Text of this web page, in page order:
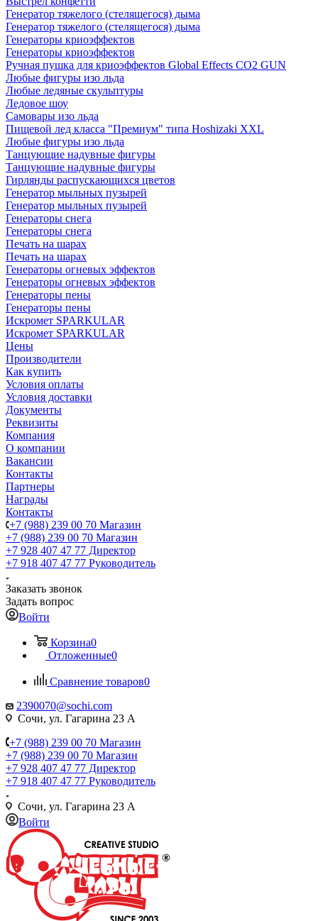
Генератор тяжелого (стелящегося) дыма
Генератор тяжелого (стелящегося) дыма
Генераторы криоэффектов
Генераторы криоэффектов
Ручная пушка для криоэффектов Global Effects CO2 GUN
Любые фигуры изо льда
Любые ледяные скульптуры
Ледовое шоу
Самовары изо льда
Пищевой лед класса "Премиум" типа Hoshizaki XXL
Любые фигуры изо льда
Танцующие надувные фигуры
Танцующие надувные фигуры
Гирлянды распускающихся цветов
Генератор мыльных пузырей
Генератор мыльных пузырей
Генераторы снега
Генераторы снега
Печать на шарах
Печать на шарах
Генераторы огневых эффектов
Генераторы огневых эффектов
Генераторы пены
Генераторы пены
Искромет SPARKULAR
Искромет SPARKULAR
Цены
Производители
Как купить
Условия оплаты
Условия доставки
Документы
Реквизиты
Компания
О компании
Вакансии
Контакты
Партнеры
Награды
Контакты
+7 (988) 239 00 70 Магазин
+7 (988) 239 00 70 Магазин
+7 928 407 47 77 Директор
+7 918 407 47 77 Руководитель
Заказать звонок
Задать вопрос
Войти
Корзина0
Отложенные0
Сравнение товаров0
2390070@sochi.com
Сочи, ул. Гагарина 23 А
+7 (988) 239 00 70 Магазин
+7 (988) 239 00 70 Магазин
+7 928 407 47 77 Директор
+7 918 407 47 77 Руководитель
Сочи, ул. Гагарина 23 А
Войти